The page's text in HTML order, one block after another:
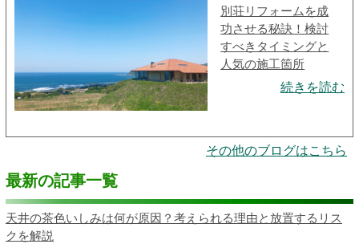
別荘リフォームを成
功させる秘訣！検討
すべきタイミングと
人気の施工箇所
続きを読む
その他のブログはこちら
最新の記事一覧
天井の茶色いしみは何が原因？考えられる理由と放置するリス
クを解説